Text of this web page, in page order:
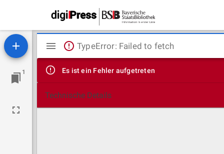
1
Mirador
Viewer
TypeError: Failed to fetch
Es ist ein Fehler aufgetreten
Technische Details